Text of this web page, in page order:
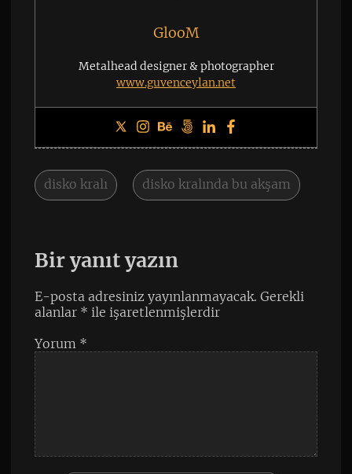
GlooM
Metalhead designer & photographer
www.guvenceylan.net
disko kralı disko kralında bu akşam
Bir yanıt yazın
E-posta adresiniz yayınlanmayacak. Gerekli
alanlar * ile işaretlenmişlerdir
Yorum *